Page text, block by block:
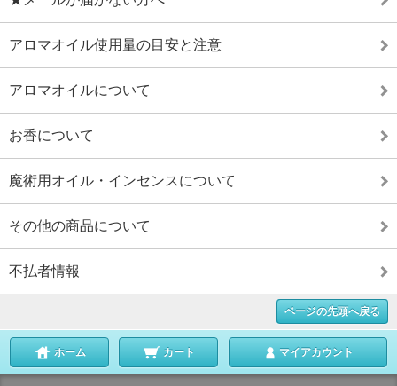
アロマオイル使用量の目安と注意
アロマオイルについて
お香について
魔術用オイル・インセンスについて
その他の商品について
不払者情報
ページの先頭へ戻る
ホーム カート マイアカウント